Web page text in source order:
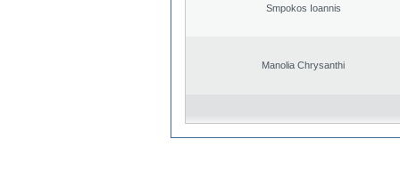
Smpokos Ioannis
Manolia Chrysanthi